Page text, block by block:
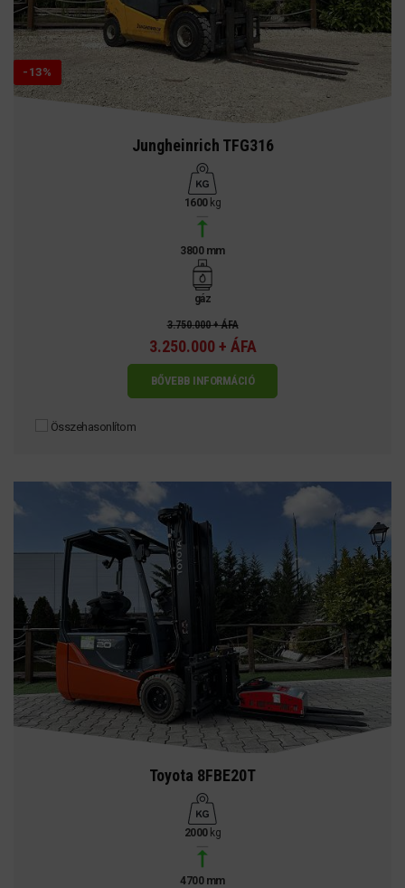
-13%
Jungheinrich TFG316
1600kg
3800 mm
gáz
3.750.000 + ÁFA
3.250.000 + ÁFA
BŐVEBB INFORMÁCIÓ
Összehasonlítom
Toyota 8FBE20T
2000kg
4700 mm